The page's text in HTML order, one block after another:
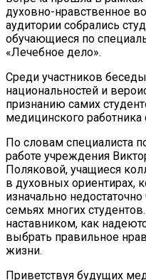
духовно-нравственное
аудитории собрались
обучающиеся по
«Лечебное дело».
Среди участников
национальностей и
признанию самих
медицинского работника
По словам специалиста
работе учреждения
Поляковой, учащиеся
в духовных ориентирах,
изначально
семьях многих
наставником, как
выбрать правильное
жизни.
Приветствуя будущих